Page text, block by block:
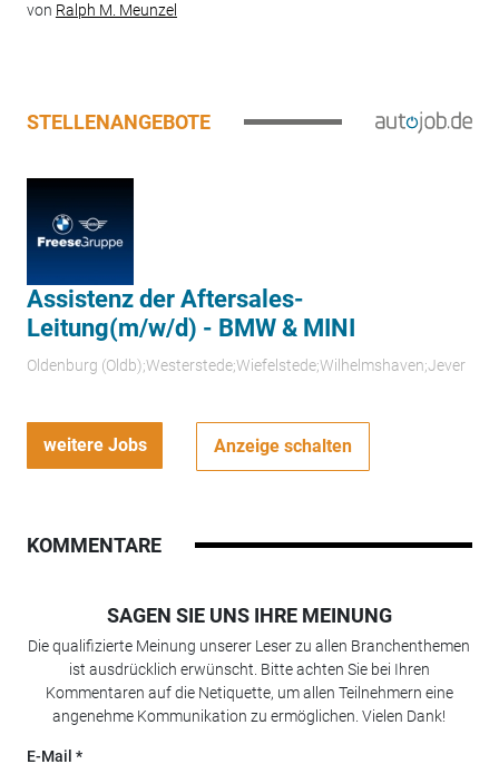
von Ralph M. Meunzel
STELLENANGEBOTE
Assistenz der Aftersales-
Leitung(m/w/d) - BMW & MINI
Oldenburg (Oldb);Westerstede;Wiefelstede;Wilhelmshaven;Jever
weitere Jobs Anzeige schalten
KOMMENTARE
SAGEN SIE UNS IHRE MEINUNG
Die qualifizierte Meinung unserer Leser zu allen Branchenthemen
ist ausdrücklich erwünscht. Bitte achten Sie bei Ihren
Kommentaren auf die Netiquette, um allen Teilnehmern eine
angenehme Kommunikation zu ermöglichen. Vielen Dank!
E-Mail